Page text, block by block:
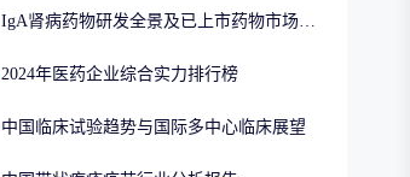
IgA肾病药物研发全景及已上市药物市场竞争格局报告
2024年医药企业综合实力排行榜
中国临床试验趋势与国际多中心临床展望